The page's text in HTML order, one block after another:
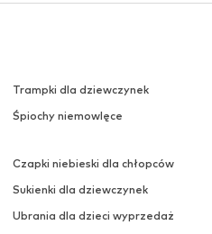
Trampki dla dziewczynek
Śpiochy niemowlęce
Czapki niebieski dla chłopców
Sukienki dla dziewczynek
Ubrania dla dzieci wyprzedaż